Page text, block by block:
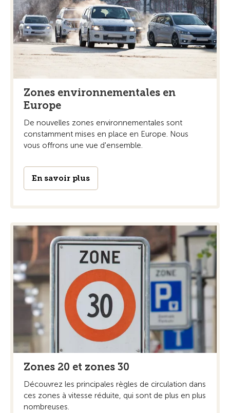
Zones environnementales en
Europe
De nouvelles zones environnementales sont
constamment mises en place en Europe. Nous
vous offrons une vue d'ensemble.
En savoir plus
Zones 20 et zones 30
Découvrez les principales règles de circulation dans
ces zones à vitesse réduite, qui sont de plus en plus
nombreuses.